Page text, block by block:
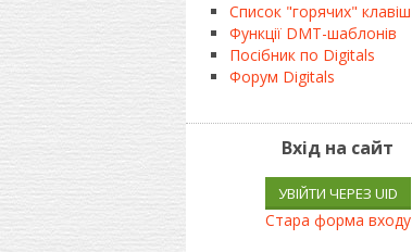
Список "горячих" клавіш
Функції DMT-шаблонів
Посібник по Digitals
Форум Digitals
Вхід на сайт
УВІЙТИ ЧЕРЕЗ UID
Стара форма входу